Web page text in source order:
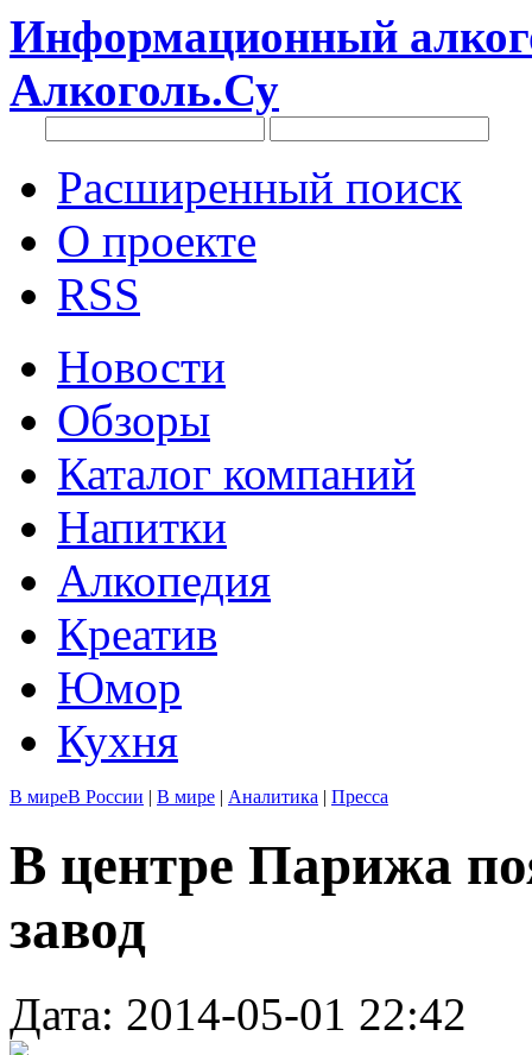
Информационный
Алкоголь.Су
Расширенный поиск
О проекте
RSS
Новости
Обзоры
Каталог компаний
Напитки
Алкопедия
Креатив
Юмор
Кухня
В миреВ России | В мире | Аналитика | Пресса
В центре Парижа
завод
Дата: 2014-05-01 22:42